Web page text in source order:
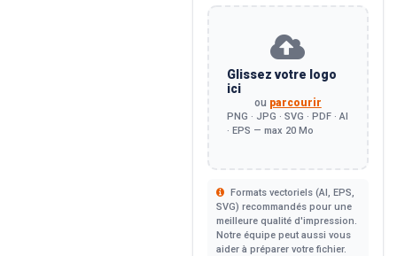
Glissez votre logo
ici
ou parcourir
PNG · JPG · SVG · PDF · AI
· EPS — max 20 Mo
Formats vectoriels (AI, EPS,
SVG) recommandés pour une
meilleure qualité d'impression.
Notre équipe peut aussi vous
aider à préparer votre fichier.